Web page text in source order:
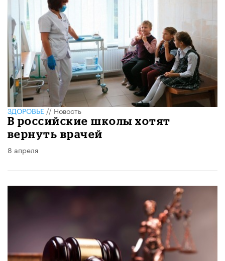
ЗДОРОВЬЕ//Новость
В российские школы хотят
вернуть врачей
8 апреля